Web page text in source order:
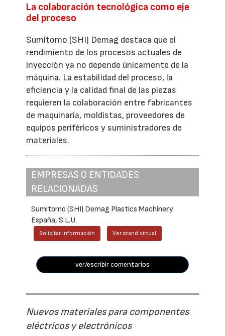
La colaboración tecnológica como eje
del proceso
Sumitomo (SHI) Demag destaca que el
rendimiento de los procesos actuales de
inyección ya no depende únicamente de la
máquina. La estabilidad del proceso, la
eficiencia y la calidad final de las piezas
requieren la colaboración entre fabricantes
de maquinaria, moldistas, proveedores de
equipos periféricos y suministradores de
materiales.
EMPRESAS O ENTIDADES
RELACIONADAS
Sumitomo (SHI) Demag Plastics Machinery
España, S.L.U.
Solicitar información Ver stand virtual
ver/escribir comentarios
Nuevos materiales para componentes
eléctricos y electrónicos